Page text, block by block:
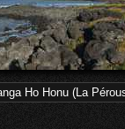
1786)
Ho Honu (La